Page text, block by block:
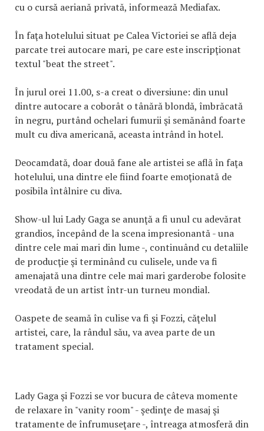
cu o cursă aeriană privată, informează Mediafax.
În faţa hotelului situat pe Calea Victoriei se află deja
parcate trei autocare mari, pe care este inscripţionat
textul "beat the street".
În jurul orei 11.00, s-a creat o diversiune: din unul
dintre autocare a coborât o tânără blondă, îmbrăcată
în negru, purtând ochelari fumurii şi semănând foarte
mult cu diva americană, aceasta intrând în hotel.
Deocamdată, doar două fane ale artistei se află în faţa
hotelului, una dintre ele fiind foarte emoţionată de
posibila întâlnire cu diva.
Show-ul lui Lady Gaga se anunţă a fi unul cu adevărat
grandios, începând de la scena impresionantă - una
dintre cele mai mari din lume -, continuând cu detaliile
de producţie şi terminând cu culisele, unde va fi
amenajată una dintre cele mai mari garderobe folosite
vreodată de un artist într-un turneu mondial.
Oaspete de seamă în culise va fi şi Fozzi, căţelul
artistei, care, la rândul său, va avea parte de un
tratament special.
Lady Gaga şi Fozzi se vor bucura de câteva momente
de relaxare în "vanity room" - şedinţe de masaj şi
tratamente de înfrumuseţare -, întreaga atmosferă din